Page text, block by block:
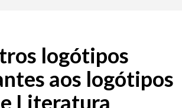
logótipos
aos logótipos
Literatura